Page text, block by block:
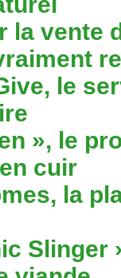
la vente
le
», le
cuir
la
Slinger